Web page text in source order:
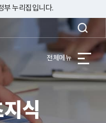
부 누리집입니다.
전체메뉴
식